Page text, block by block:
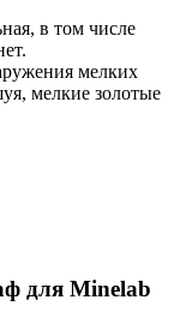
в том числе
мелких
мелкие золотые
для Minelab